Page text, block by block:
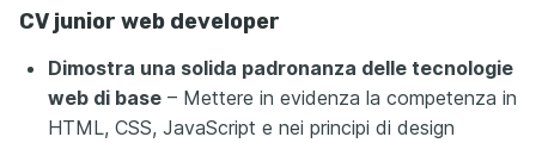
CV junior web developer
Dimostra una solida padronanza delle tecnologie
web di base – Mettere in evidenza la competenza in
HTML, CSS, JavaScript e nei principi di design